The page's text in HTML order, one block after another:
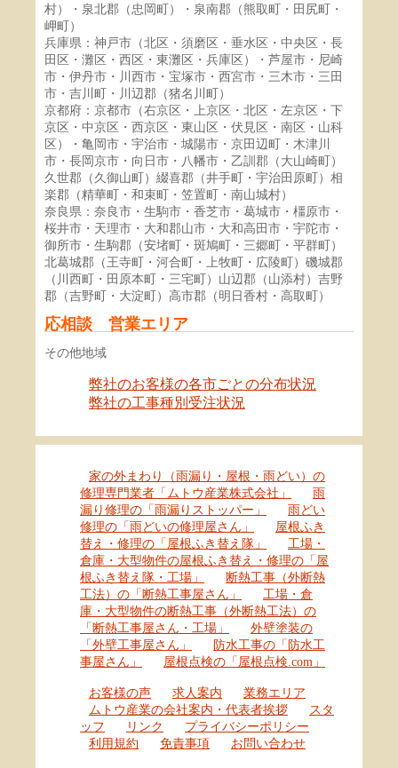
村）・泉北郡（忠岡町）・泉南郡（熊取町・田尻町・
岬町）
兵庫県：神戸市（北区・須磨区・垂水区・中央区・長
田区・灘区・西区・東灘区・兵庫区）・芦屋市・尼崎
市・伊丹市・川西市・宝塚市・西宮市・三木市・三田
市・吉川町・川辺郡（猪名川町）
京都府：京都市（右京区・上京区・北区・左京区・下
京区・中京区・西京区・東山区・伏見区・南区・山科
区）・亀岡市・宇治市・城陽市・京田辺町・木津川
市・長岡京市・向日市・八幡市・乙訓郡（大山崎町）
久世郡（久御山町）綴喜郡（井手町・宇治田原町）相
楽郡（精華町・和束町・笠置町・南山城村）
奈良県：奈良市・生駒市・香芝市・葛城市・橿原市・
桜井市・天理市・大和郡山市・大和高田市・宇陀市・
御所市・生駒郡（安堵町・斑鳩町・三郷町・平群町）
北葛城郡（王寺町・河合町・上牧町・広陵町）磯城郡
（川西町・田原本町・三宅町）山辺郡（山添村）吉野
郡（吉野町・大淀町）高市郡（明日香村・高取町）
応相談 営業エリア
その他地域
弊社のお客様の各市ごとの分布状況
弊社の工事種別受注状況
家の外まわり（雨漏り・屋根・雨どい）の
修理専門業者「ムトウ産業株式会社」
雨
漏り修理の「雨漏りストッパー」
雨どい
修理の「雨どいの修理屋さん」
屋根ふき
替え・修理の「屋根ふき替え隊」
工場・
倉庫・大型物件の屋根ふき替え・修理の「屋
根ふき替え隊・工場」
断熱工事（外断熱
工法）の「断熱工事屋さん」
工場・倉
庫・大型物件の断熱工事（外断熱工法）の
「断熱工事屋さん・工場」
外壁塗装の
「外壁工事屋さん」
防水工事の「防水工
事屋さん」
屋根点検の「屋根点検.com」
お客様の声 求人案内
業務エリア
ムトウ産業の会社案内・代表者挨拶
スタ
ッフ
リンク
プライバシーポリシー
利用規約
免責事項 お問い合わせ